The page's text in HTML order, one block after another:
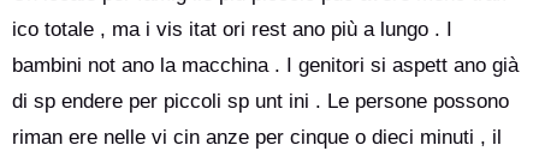
ico totale , ma i vis itat ori rest ano più a lungo . I
bambini not ano la macchina . I genitori si aspett ano già
di sp endere per piccoli sp unt ini . Le persone possono
riman ere nelle vi cin anze per cinque o dieci minuti , il